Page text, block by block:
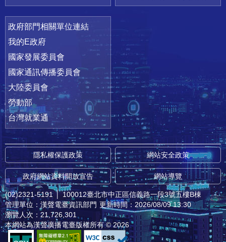
政府部門相關單位連結
我的E政府
國家發展委員會
國家通訊傳播委員會
大陸委員會
勞動部
台灣就業通
隱私權保護政策 網站安全政策
政府網站資料開放宣告 網站導覽
(02)2321-5191 │ 100012臺北市中正區信義路一段3號五樓B棟
管理單位：漢聲電臺資訊部門 更新時間：2026/08/09 13:30
瀏覽人次：21,726,301
本網站為漢聲廣播電臺版權所有 © 2026